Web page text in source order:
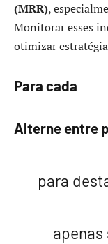
(MRR),
Monitorar esses
otimizar
Para cada
Alterne entre
para
apenas